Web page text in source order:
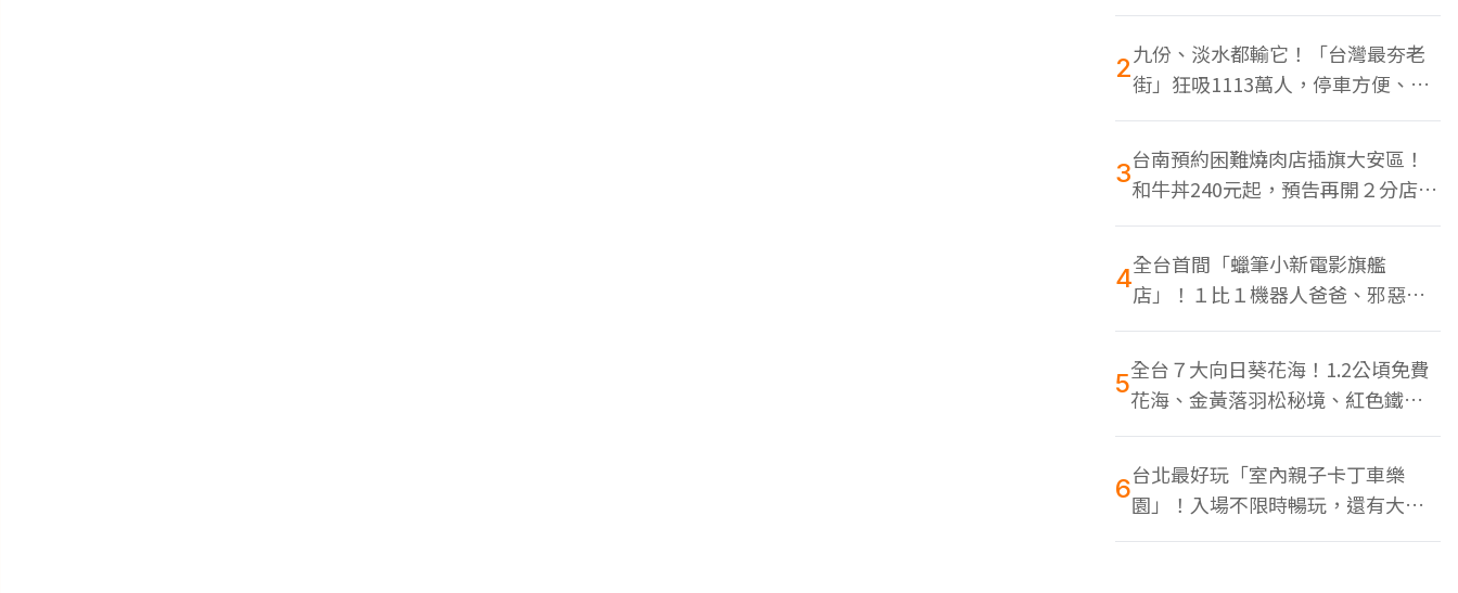
蝦
2九份、淡水都輸它！「台灣最夯老
街」狂吸1113萬人，停車方便、特
色美食多
3台南預約困難燒肉店插旗大安區！
和牛丼240元起，預告再開２分店、
地點曝光
4全台首間「蠟筆小新電影旗艦
店」！１比１機器人爸爸、邪惡正
男，百款周邊買翻
5全台７大向日葵花海！1.2公頃免費
花海、金黃落羽松秘境、紅色鐵橋
同框
6台北最好玩「室內親子卡丁車樂
園」！入場不限時暢玩，還有大螢
幕Switch遊戲區